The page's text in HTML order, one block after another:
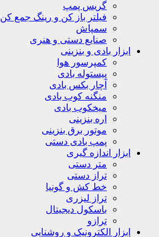
گریس پمپ
فیلتر باز کن و رینگ جمع کن
سمپاش
صنایع دستی و هنری
ابزار بادی و بنزینی
کمپرسور هوا
پیستوله بادی
آچار بکس بادی
منگنه کوب بادی
میخکوب بادی
اره بنزینی
موتور برق بنزینی
پمپ بادی دستی
ابزار اندازه گیری
متر دستی
تراز دستی
خط کش و گونیا
تراز لیزری
باسکول دیجیتال
ترازو
ابزار الکترونیک و روشنایی